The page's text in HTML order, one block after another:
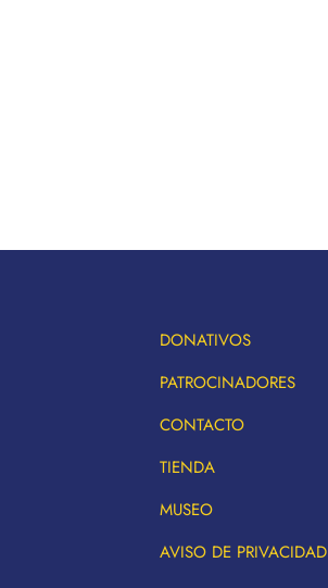
DONATIVOS
PATROCINADORES
CONTACTO
TIENDA
MUSEO
AVISO DE PRIVACIDAD